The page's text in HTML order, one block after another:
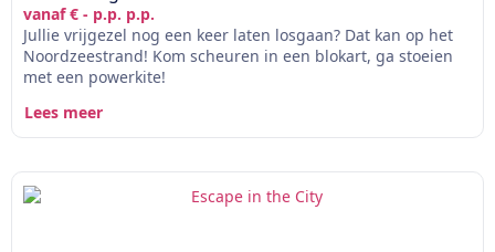
vanaf € - p.p. p.p.
Jullie vrijgezel nog een keer laten losgaan? Dat kan op het
Noordzeestrand! Kom scheuren in een blokart, ga stoeien
met een powerkite!
Lees meer